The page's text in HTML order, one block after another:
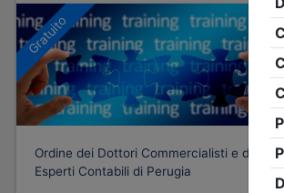
Gratuito
Ordine dei Dottori Commercialisti e degli
Esperti Contabili di Perugia